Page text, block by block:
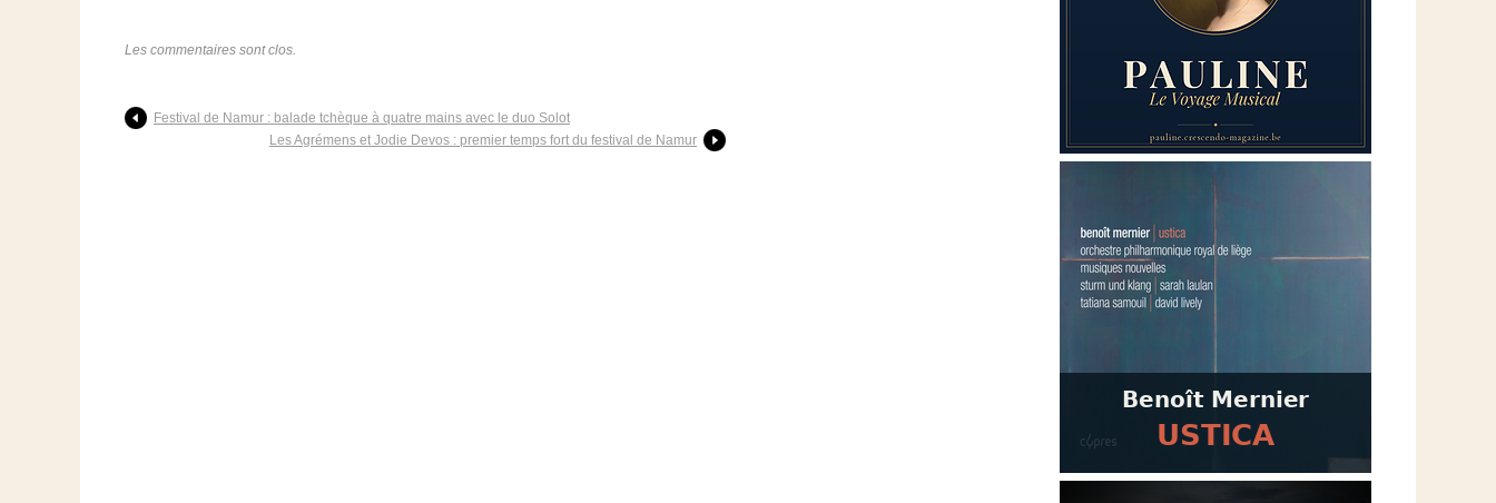
Les commentaires sont clos.
Festival de Namur : balade tchèque à quatre mains avec le duo Solot
Les Agrémens et Jodie Devos : premier temps fort du festival de Namur